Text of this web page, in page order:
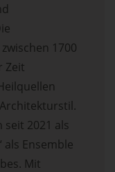
1700
Zeit
2021 als
als Ensemble
Mit